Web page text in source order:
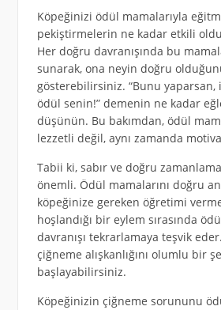
Köpeğinizi ödül mamalarıyla
pekiştirmelerin ne kadar etkili
Her doğru davranışında bu
sunarak, ona neyin doğru
gösterebilirsiniz. “Bunu yaparsan,
ödül senin!” demenin ne kadar
düşünün. Bu bakımdan, ödül
lezzetli değil, aynı zamanda
Tabii ki, sabır ve doğru
önemli. Ödül mamalarını doğru
köpeğinize gereken öğretimi
hoşlandığı bir eylem sırasında
davranışı tekrarlamaya teşvik
çiğneme alışkanlığını olumlu bir
başlayabilirsiniz.
Köpeğinizin çiğneme sorununu